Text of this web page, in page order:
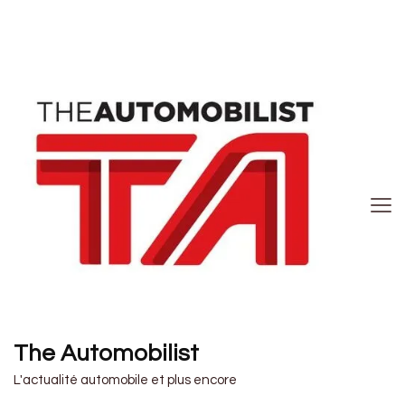
The Automobilist
L'actualité automobile et plus encore